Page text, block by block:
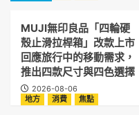
MUJI無印良品「四輪硬
殼止滑拉桿箱」改款上市
回應旅行中的移動需求，
推出四款尺寸與四色選擇
2026-08-06
地方
消費 焦點